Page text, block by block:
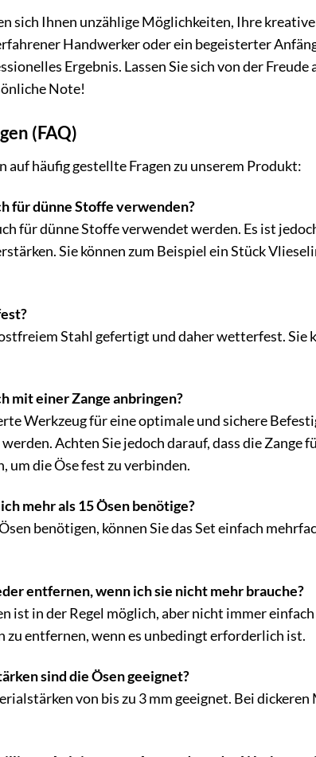
sich Ihnen unzählige Möglichkeiten, Ihre
Handwerker oder ein begeisterter
Ergebnis. Lassen Sie sich von der
Note!
(FAQ)
auf häufig gestellte Fragen zu unserem Produkt:
für dünne Stoffe verwenden?
für dünne Stoffe verwendet werden. Es ist
Sie können zum Beispiel ein Stück
Stahl gefertigt und daher wetterfest. Sie
mit einer Zange anbringen?
Werkzeug für eine optimale und sichere
Achten Sie jedoch darauf, dass die Zange
um die Öse fest zu verbinden.
mehr als 15 Ösen benötige?
benötigen, können Sie das Set einfach
entfernen, wenn ich sie nicht mehr brauche?
ist in der Regel möglich, aber nicht immer
zu entfernen, wenn es unbedingt erforderlich ist.
sind die Ösen geeignet?
von bis zu 3 mm geeignet. Bei